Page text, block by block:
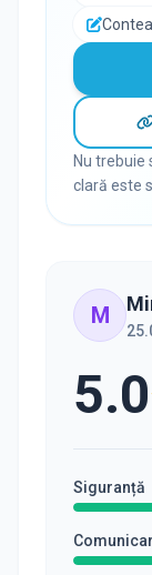
Nu trebuie
clară este
M
5.0
Siguranță